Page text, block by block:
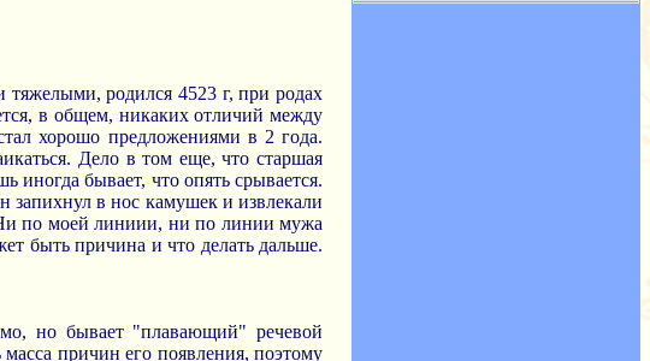
тяжелыми, родился 4523 г, при родах
в общем, никаких отличий между
хорошо предложениями в 2 года.
Дело в том еще, что старшая
иногда бывает, что опять срывается.
запихнул в нос камушек и извлекали
по моей линиии, ни по линии мужа
быть причина и что делать дальше.
но бывает "плавающий" речевой
причин его появления, поэтому